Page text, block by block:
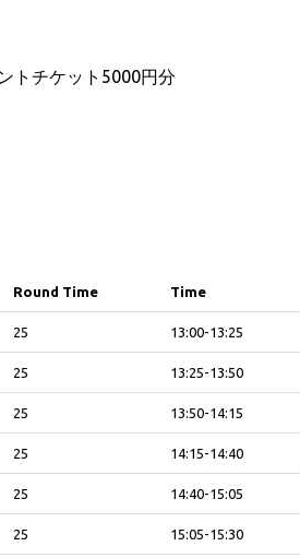
トチケット5000円分
Round Time
Time
25 13:00-13:25
25 13:25-13:50
25 13:50-14:15
25 14:15-14:40
25 14:40-15:05
25 15:05-15:30